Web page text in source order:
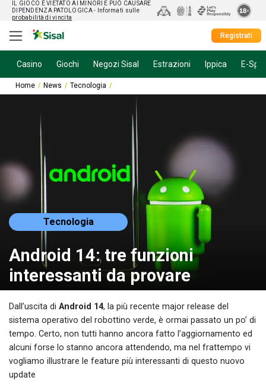
IL GIOCO È VIETATO AI MINORI E PUÒ CAUSARE
DIPENDENZA PATOLOGICA - Informati sulle
probabilità di vincita
Registrati
Casino Giochi Negozi Sisal Estrazioni Ippica E-
Home News Tecnologia
Tecnologia
Android 14: tre funzioni
interessanti da provare
Dall’uscita di Android 14, la più recente major release del
sistema operativo del robottino verde, è ormai passato un po’ di
tempo. Certo, non tutti hanno ancora fatto l’aggiornamento ed
alcuni forse lo stanno ancora attendendo, ma nel frattempo vi
vogliamo illustrare le feature più interessanti di questo nuovo
update